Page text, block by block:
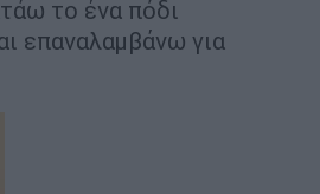
το ένα πόδι
επαναλαμβάνω για